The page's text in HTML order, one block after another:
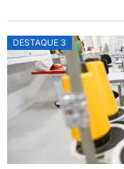
DESTAQUE 3